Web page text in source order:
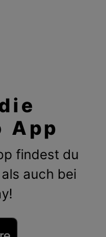
App
findest du
auch bei